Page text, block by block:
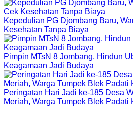
Kepedulian PG Djombang Baru,
Kesehatan Tanpa Biaya
Pimpin MTsN 8 Jombang, Hindun
Keagamaan Jadi Budaya
Peringatan Hari Jadi ke-185 Desa
Meriah, Warga Tumpek Blek Padati